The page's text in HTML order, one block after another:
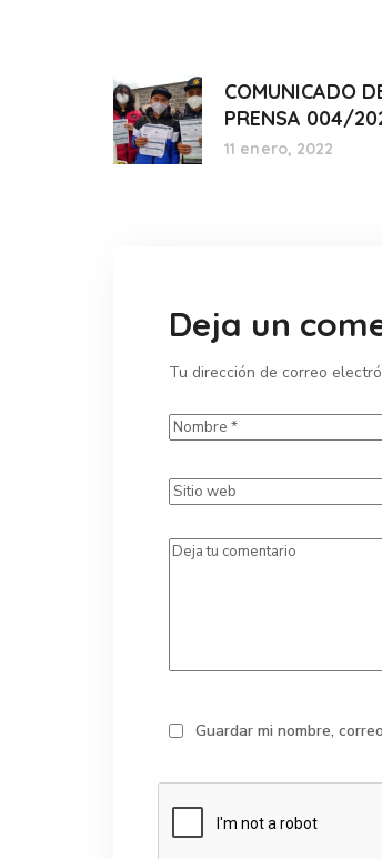
COMUNICADO
PRENSA 004/
11 enero, 2022
Deja un
Tu dirección de correo
Guardar mi nombre,